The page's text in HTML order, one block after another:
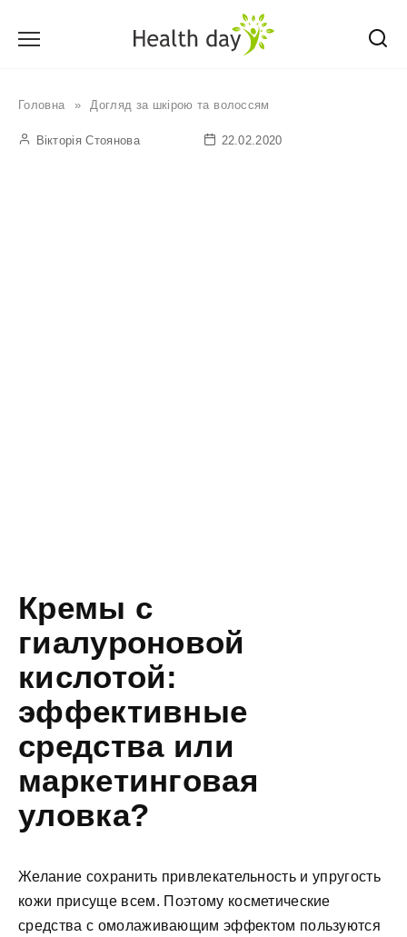
Головна » Догляд за шкірою та волоссям
Вікторія Стоянова 22.02.2020
Кремы с
гиалуроновой
кислотой:
эффективные
средства или
маркетинговая
уловка?
Желание сохранить привлекательность и упругость
кожи присуще всем. Поэтому косметические
средства с омолаживающим эффектом пользуются